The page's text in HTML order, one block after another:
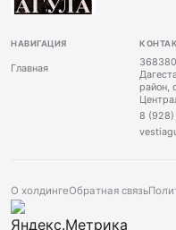
НАВИГАЦИЯ
Главная
район,
8
О холдингеОбратная связь